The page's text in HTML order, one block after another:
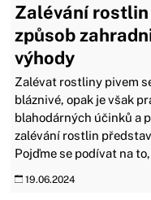
Zalévání
způsob
výhody
Zalévat rostliny pivem
bláznivé, opak je však
blahodárných účinků a
zalévání rostlin
Pojďme se podívat na
19.06.2024